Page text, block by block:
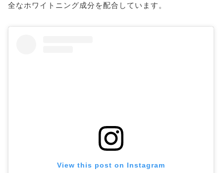
全なホワイトニング成分を配合しています。
View this post on Instagram